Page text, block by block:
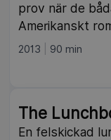
prov när de
Amerikanskt
2013 90 min
The
En felskickad